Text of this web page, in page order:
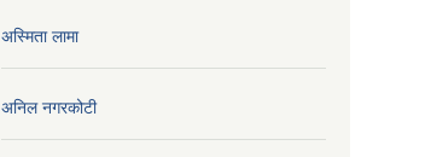
अस्मिता लामा
अनिल नगरकोटी